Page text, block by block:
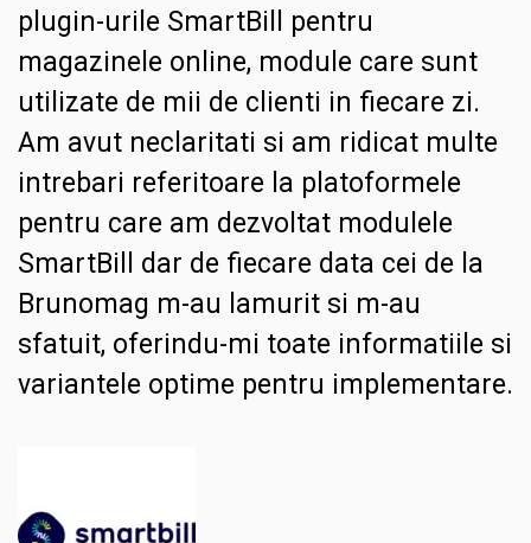
plugin-urile SmartBill pentru
magazinele online, module care sunt
utilizate de mii de clienti in fiecare zi.
Am avut neclaritati si am ridicat multe
intrebari referitoare la platoformele
pentru care am dezvoltat modulele
SmartBill dar de fiecare data cei de la
Brunomag m-au lamurit si m-au
sfatuit, oferindu-mi toate informatiile si
variantele optime pentru implementare.